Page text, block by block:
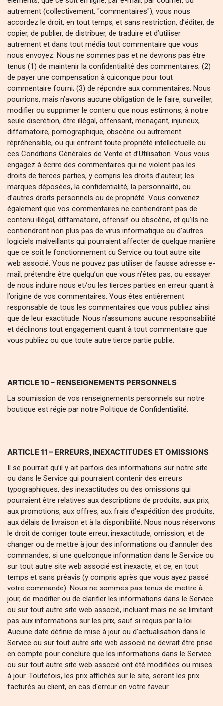
autrement (collectivement, "commentaires"), vous nous
accordez le droit, en tout temps, et sans restriction, d’éditer, de
copier, de publier, de distribuer, de traduire et d’utiliser
autrement et dans tout média tout commentaire que vous
nous envoyez. Nous ne sommes pas et ne devrons pas être
tenus (1) de maintenir la confidentialité des commentaires; (2)
de payer une compensation à quiconque pour tout
commentaire fourni; (3) de répondre aux commentaires. Nous
pourrions, mais n’avons aucune obligation de le faire, surveiller,
modifier ou supprimer le contenu que nous estimons, à notre
seule discrétion, être illégal, offensant, menaçant, injurieux,
diffamatoire, pornographique, obscène ou autrement
répréhensible, ou qui enfreint toute propriété intellectuelle ou
ces Conditions Générales de Vente et d’Utilisation. Vous vous
engagez à écrire des commentaires qui ne violent pas les
droits de tierces parties, y compris les droits d’auteur, les
marques déposées, la confidentialité, la personnalité, ou
d’autres droits personnels ou de propriété. Vous convenez
également que vos commentaires ne contiendront pas de
contenu illégal, diffamatoire, offensif ou obscène, et qu’ils ne
contiendront non plus pas de virus informatique ou d’autres
logiciels malveillants qui pourraient affecter de quelque manière
que ce soit le fonctionnement du Service ou tout autre site
web associé. Vous ne pouvez pas utiliser de fausse adresse e-
mail, prétendre être quelqu’un que vous n’êtes pas, ou essayer
de nous induire nous et/ou les tierces parties en erreur quant à
l’origine de vos commentaires. Vous êtes entièrement
responsable de tous les commentaires que vous publiez ainsi
que de leur exactitude. Nous n’assumons aucune responsabilité
et déclinons tout engagement quant à tout commentaire que
vous publiez ou que toute autre tierce partie publie.
ARTICLE 10 – RENSEIGNEMENTS PERSONNELS
La soumission de vos renseignements personnels sur notre
boutique est régie par notre Politique de Confidentialité.
ARTICLE 11 – ERREURS, INEXACTITUDES ET OMISSIONS
Il se pourrait qu’il y ait parfois des informations sur notre site
ou dans le Service qui pourraient contenir des erreurs
typographiques, des inexactitudes ou des omissions qui
pourraient être relatives aux descriptions de produits, aux prix,
aux promotions, aux offres, aux frais d’expédition des produits,
aux délais de livraison et à la disponibilité. Nous nous réservons
le droit de corriger toute erreur, inexactitude, omission, et de
changer ou de mettre à jour des informations ou d’annuler des
commandes, si une quelconque information dans le Service ou
sur tout autre site web associé est inexacte, et ce, en tout
temps et sans préavis (y compris après que vous ayez passé
votre commande). Nous ne sommes pas tenus de mettre à
jour, de modifier ou de clarifier les informations dans le Service
ou sur tout autre site web associé, incluant mais ne se limitant
pas aux informations sur les prix, sauf si requis par la loi.
Aucune date définie de mise à jour ou d’actualisation dans le
Service ou sur tout autre site web associé ne devrait être prise
en compte pour conclure que les informations dans le Service
ou sur tout autre site web associé ont été modifiées ou mises
à jour. Toutefois, les prix affichés sur le site, seront les prix
facturés au client, en cas d'erreur en votre faveur.